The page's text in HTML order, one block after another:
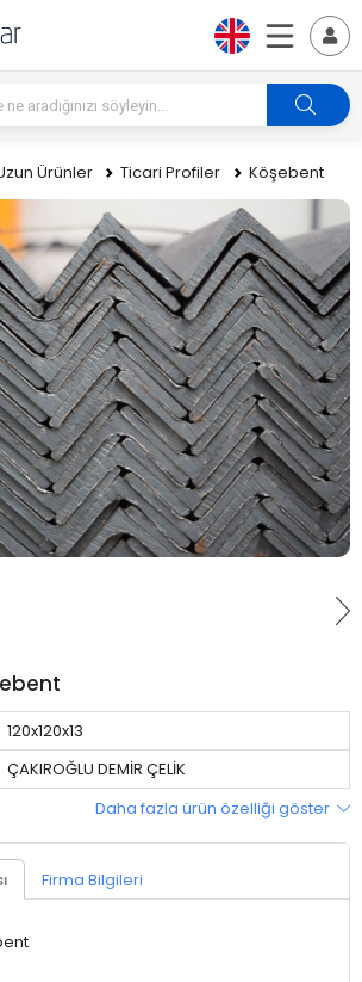
Ürünler Ticari Profiler Köşebent
120x120x13
ÇAKIROĞLU DEMİR ÇELİK
Daha fazla ürün özelliği göster
Firma Bilgileri